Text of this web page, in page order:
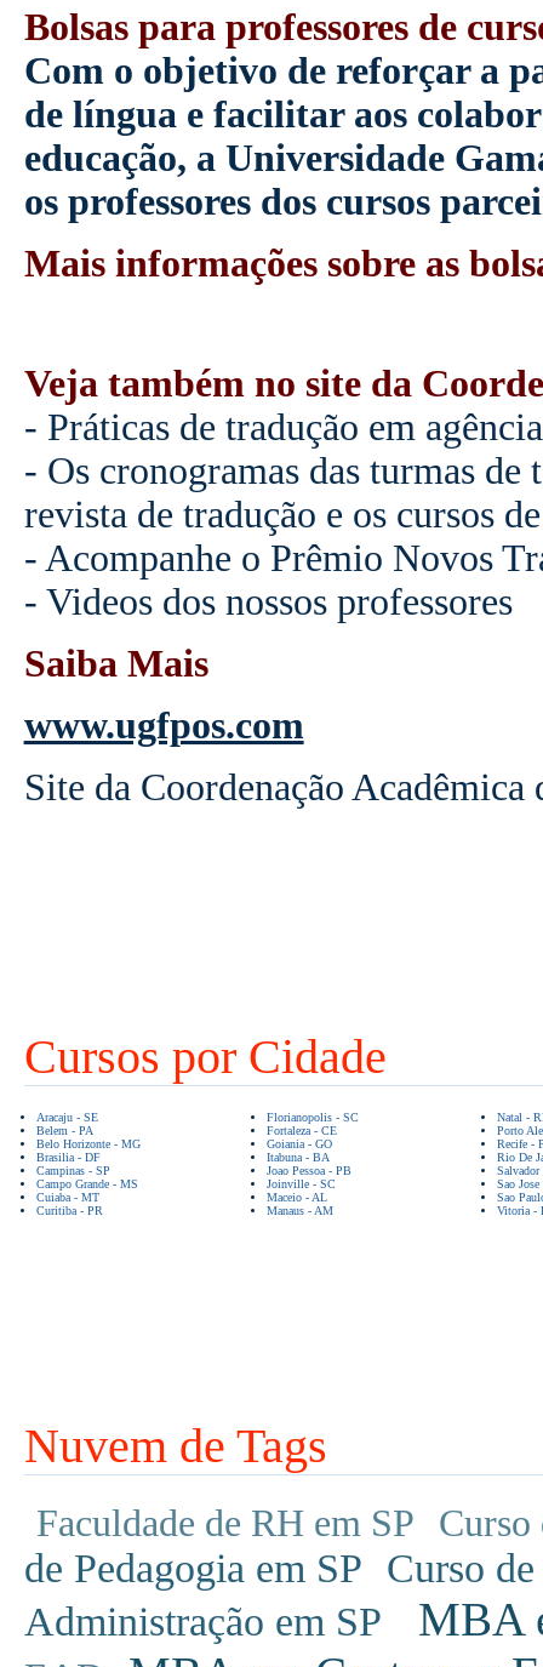
Bolsas para professores de
Com o objetivo de reforçar a
de língua e facilitar aos
educação, a Universidade
os professores dos cursos
Mais informações sobre as
Veja também no site da
- Práticas de tradução em
- Os cronogramas das turmas de
revista de tradução e os cursos
- Acompanhe o Prêmio Novos
- Videos dos nossos professores
Saiba Mais
www.ugfpos.com
Site da Coordenação Acadêmica
Cursos por Cidade
Aracaju - SE
Belem - PA
Belo Horizonte - MG
Brasilia - DF
Campinas - SP
Campo Grande - MS
Cuiaba - MT
Curitiba - PR
Florianopolis - SC
Fortaleza - CE
Goiania - GO
Itabuna - BA
Joao Pessoa - PB
Joinville - SC
Maceio - AL
Manaus - AM
Natal -
Porto
Recife -
Rio De
Sao
Sao
Vitoria -
Nuvem de Tags
Faculdade de RH em SP Curso
de Pedagogia em SP Curso
Administração em SP
MBA